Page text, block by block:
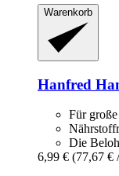
Warenkorb
Hanfred
Für
Die
6,99 € (77,67 €